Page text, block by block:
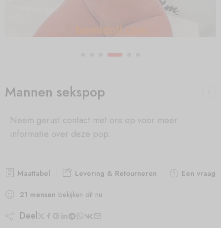
Mannen sekspop
Neem gerust contact met ons op voor meer
informatie over deze pop.
Maattabel Levering & Retourneren
Een vraag
21 mensen bekijken dit nu
Deel